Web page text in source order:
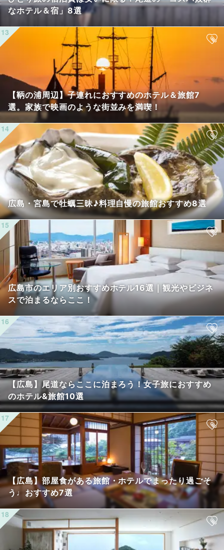
なホテル＆宿」8選
【鞆の浦周辺】子連れにおすすめのホテル＆旅館7
選。家族で映画のような街並みを満喫！
広島・宮島で牡蠣三昧♪料理自慢の旅館おすすめ8選
広島市のエリア別おすすめホテル16選｜観光やビジネ
スで泊まるならここ！
【広島】尾道ならここに泊まろう！女子旅におすすめ
のホテル&旅館10選
【広島】部屋食がある旅館・ホテルでまったり過ごそ
う♩おすすめ7選